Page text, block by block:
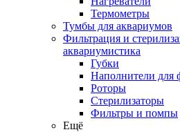
Термометры
Тумбы для аквариумов
Фильтрация и
аквариумистика
Губки
Наполнители для
Роторы
Стерилизаторы
Фильтры и помпы
Ещё